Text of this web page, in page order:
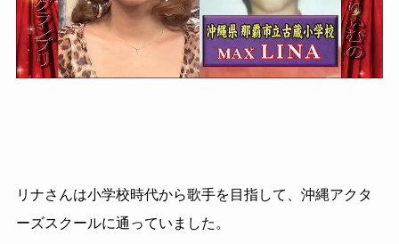
リナさんは小学校時代から歌手を目指して、沖縄アクタ
ーズスクールに通っていました。